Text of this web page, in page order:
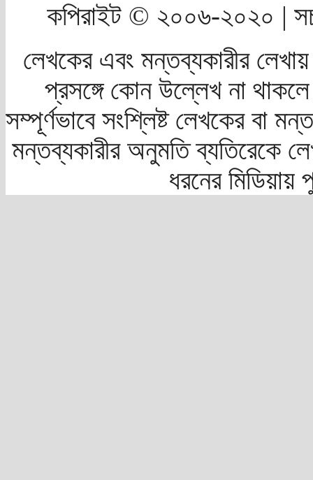
কপিরাইট © ২০০৬-২০২০ |
লেখকের এবং মন্তব্যকারীর
প্রসঙ্গে কোন উল্লেখ না
সম্পূর্ণভাবে সংশ্লিষ্ট লেখকের বা
মন্তব্যকারীর অনুমতি ব্যতিরেকে
ধরনের মিডিয়ায়